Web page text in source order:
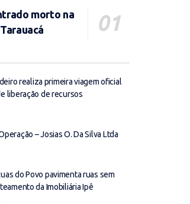
morto na
realiza primeira viagem oficial
liberação de recursos
– Josias O. Da Silva Ltda
do Povo pavimenta ruas sem
da Imobiliária Ipê